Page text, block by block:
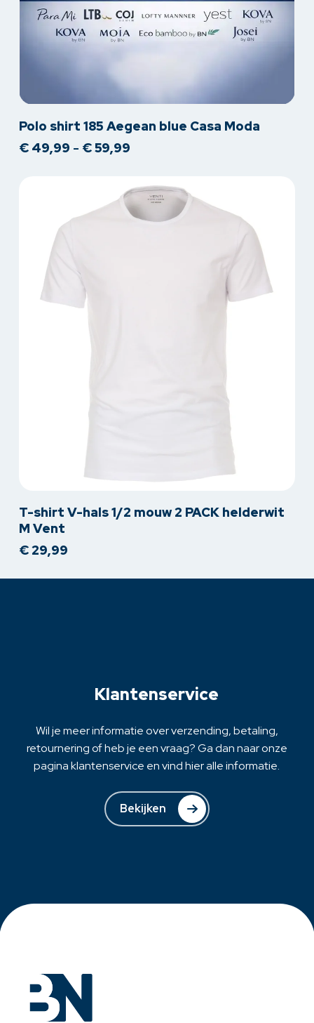
product
heeft
gekozen
worden
Polo shirt 185 Aegean blue Casa Moda
€49,99 - €59,99Prijsklasse:
€ 59,99
product
heeft
meerdere
T-shirt V-hals 1/2 mouw 2 PACK helderwit
M Vent
€29,99
Klantenservice
Wil je meer informatie over verzending, betaling,
retournering of heb je een vraag? Ga dan naar onze
pagina klantenservice en vind hier alle informatie.
Bekijken